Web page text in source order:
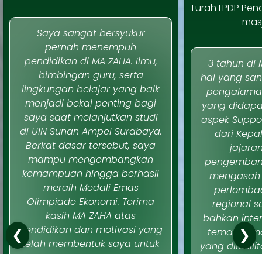
❮
Saya sangat bersyukur
pernah menempuh
pendidikan di MA ZAHA. Ilmu,
bimbingan guru, serta
lingkungan belajar yang baik
menjadi bekal penting bagi
saya saat melanjutkan studi
di UIN Sunan Ampel Surabaya.
Berkat dasar tersebut, saya
mampu mengembangkan
kemampuan hingga berhasil
meraih Medali Emas
Olimpiade Ekonomi. Terima
kasih MA ZAHA atas
pendidikan dan motivasi yang
telah membentuk saya untuk
Lurah LPDP
3 tahun di
hal yang
yang
aspek
dari
regional
bahkan
teman
yang
❯